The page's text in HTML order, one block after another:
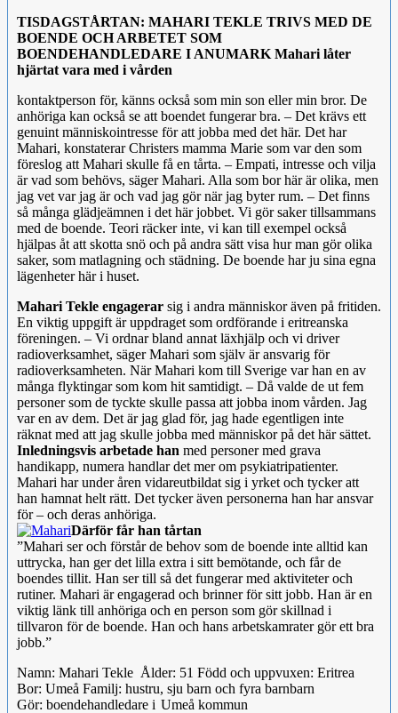
TISDAGSTÅRTAN: MAHARI TEKLE TRIVS MED DE
BOENDE OCH ARBETET SOM
BOENDEHANDLEDARE I ANUMARK Mahari låter
hjärtat vara med i vården
kontaktperson för, känns också som min son eller min bror. De
anhöriga kan också se att boendet fungerar bra. – Det krävs ett
genuint människointresse för att jobba med det här. Det har
Mahari, konstaterar Christers mamma Marie som var den som
föreslog att Mahari skulle få en tårta. – Empati, intresse och vilja
är vad som behövs, säger Mahari. Alla som bor här är olika, men
jag vet var jag är och vad jag gör när jag byter rum. – Det finns
så många glädjeämnen i det här jobbet. Vi gör saker tillsammans
med de boende. Teori räcker inte, vi kan till exempel också
hjälpas åt att skotta snö och på andra sätt visa hur man gör olika
saker, som matlagning och städning. De boende har ju sina egna
lägenheter här i huset.
Mahari Tekle engagerar sig i andra människor även på fritiden.
En viktig uppgift är uppdraget som ordförande i eritreanska
föreningen. – Vi ordnar bland annat läxhjälp och vi driver
radioverksamhet, säger Mahari som själv är ansvarig för
radioverksamheten. När Mahari kom till Sverige var han en av
många flyktingar som kom hit samtidigt. – Då valde de ut fem
personer som de tyckte skulle passa att jobba inom vården. Jag
var en av dem. Det är jag glad för, jag hade egentligen inte
räknat med att jag skulle jobba med människor på det här sättet.
Inledningsvis arbetade han med personer med grava
handikapp, numera handlar det mer om psykiatripatienter.
Mahari har under åren vidareutbildat sig i yrket och tycker att
han hamnat helt rätt. Det tycker även personerna han har ansvar
för – och deras anhöriga.
Därför får han tårtan
”Mahari ser och förstår de behov som de boende inte alltid kan
uttrycka, han ger det lilla extra i sitt bemötande, och får de
boendes tillit. Han ser till så det fungerar med aktiviteter och
rutiner. Mahari är engagerad och brinner för sitt jobb. Han är en
viktig länk till anhöriga och en person som gör skillnad i
tillvaron för de boende. Han och hans arbetskamrater gör ett bra
jobb.”
Namn: Mahari Tekle Ålder: 51 Född och uppvuxen: Eritrea
Bor: Umeå Familj: hustru, sju barn och fyra barnbarn
Gör: boendehandledare i Umeå kommun